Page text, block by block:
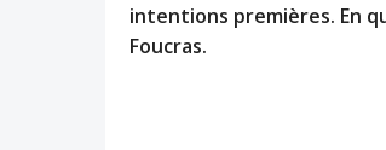
intentions premières. En
Foucras.